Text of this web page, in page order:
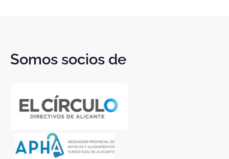
Somos socios de